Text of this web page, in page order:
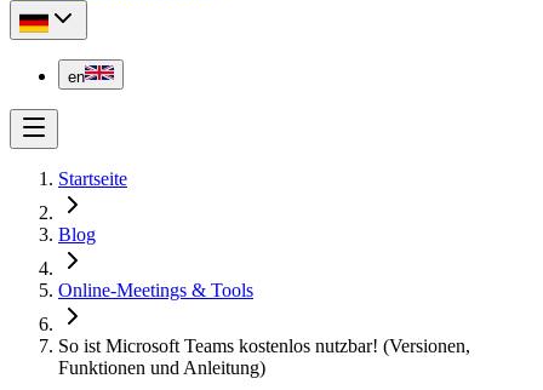
en
Startseite
Blog
Online-Meetings & Tools
So ist Microsoft Teams kostenlos nutzbar! (Versionen,
Funktionen und Anleitung)